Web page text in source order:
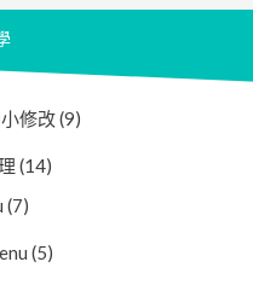
修改(9)
(14)
(7)
(5)